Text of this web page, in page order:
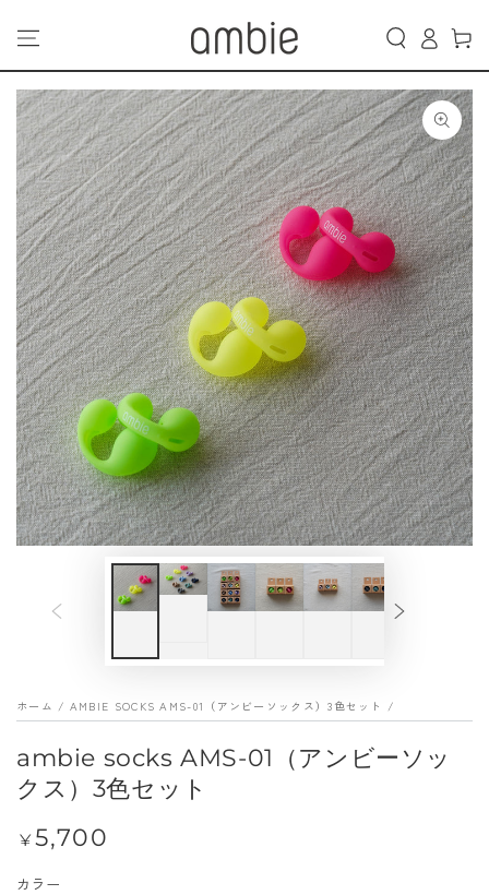
プする
イ
ー
ト
商品の情報にスキップ
する
モ
ダ
ー
ル
で
{{
index
}}
メ
開
く
ホーム / AMBIE SOCKS AMS-01（アンビーソックス）3色セット /
ambie socks AMS-01（アンビーソッ
クス）3色セット
定
¥ 5,700
カラー